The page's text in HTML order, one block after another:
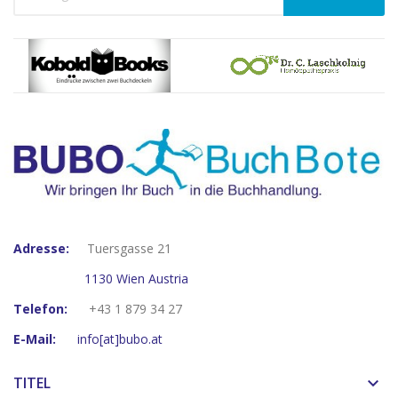
Adresse:
Tuersgasse 21
1130 Wien Austria
Telefon:
+43 1 879 34 27
E-Mail:
info[at]bubo.at
TITEL keyboard_arrow_down